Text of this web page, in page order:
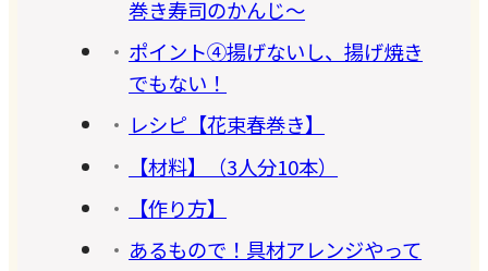
巻き寿司のかんじ～
ポイント④揚げないし、揚げ焼き
でもない！
レシピ【花束春巻き】
【材料】（3人分10本）
【作り方】
あるもので！具材アレンジやって